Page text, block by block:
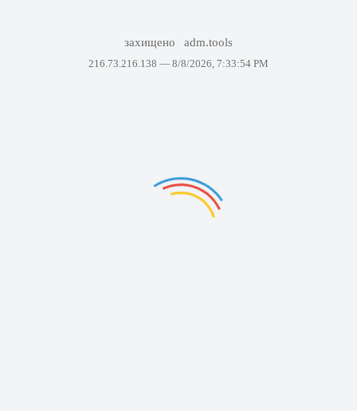
захищено adm.tools
216.73.216.138 — 8/8/2026, 7:33:54 PM